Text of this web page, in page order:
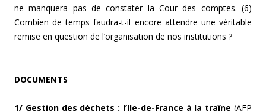
ne manquera pas de constater la Cour des comptes. (6)
Combien de temps faudra-t-il encore attendre une véritable
remise en question de l’organisation de nos institutions ?
DOCUMENTS
1/ Gestion des déchets : l’Ile-de-France à la traîne (AFP